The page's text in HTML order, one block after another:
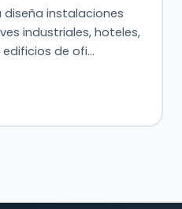
instalaciones
industriales, hoteles,
de ofi…